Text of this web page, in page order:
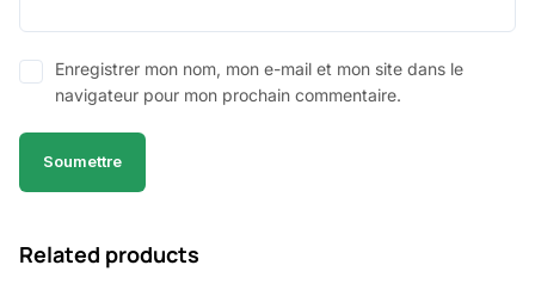
Enregistrer mon nom, mon e-mail et mon site dans le
navigateur pour mon prochain commentaire.
Related products